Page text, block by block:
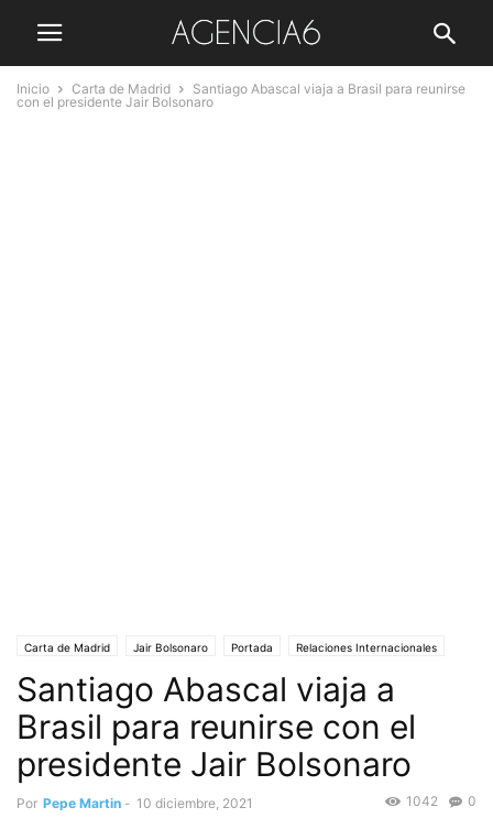
Inicio Carta de Madrid
Santiago Abascal viaja a Brasil para reunirse
con el presidente Jair Bolsonaro
Carta de Madrid Jair Bolsonaro Portada Relaciones Internacionales
Santiago Abascal Viaje a Brasil Vox España
Santiago Abascal viaja a
Brasil para reunirse con el
presidente Jair Bolsonaro
Por Pepe Martin - 10 diciembre, 2021 0
1042